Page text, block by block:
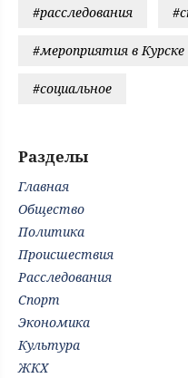
#расследования
#мероприятия в Курске
#социальное
Разделы
Главная
Общество
Политика
Происшествия
Расследования
Спорт
Экономика
Культура
ЖКХ